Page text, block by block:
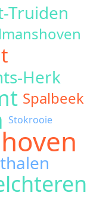
Truiden
Herk
Spalbeek
Stokrooie